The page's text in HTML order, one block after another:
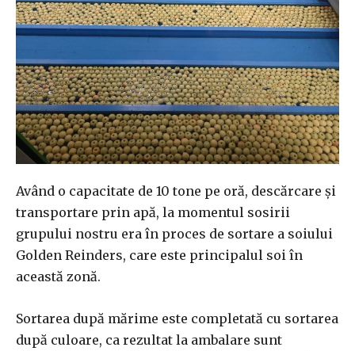
Având o capacitate de 10 tone pe oră, descărcare și
transportare prin apă, la momentul sosirii
grupului nostru era în proces de sortare a soiului
Golden Reinders, care este principalul soi în
această zonă.
Sortarea după mărime este completată cu sortarea
după culoare, ca rezultat la ambalare sunt